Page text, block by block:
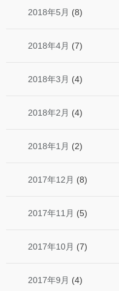
2018年5月 (8)
2018年4月 (7)
2018年3月 (4)
2018年2月 (4)
2018年1月 (2)
2017年12月 (8)
2017年11月 (5)
2017年10月 (7)
2017年9月 (4)